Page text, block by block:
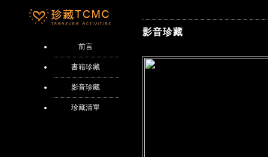
前言
書籍珍藏
影音珍藏
珍藏清單
影音珍藏